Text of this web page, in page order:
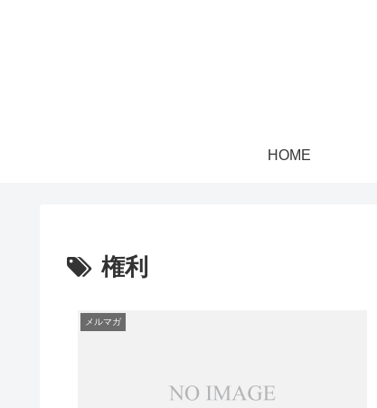
HOME
権利
メルマガ